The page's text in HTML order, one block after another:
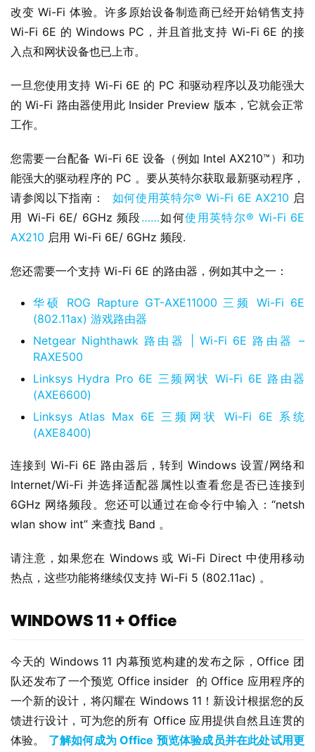
改变 Wi-Fi 体验。许多原始设备制造商已经开始销售支持
Wi-Fi 6E 的 Windows PC，并且首批支持 Wi-Fi 6E 的接
入点和网状设备也已上市。
一旦您使用支持 Wi-Fi 6E 的 PC 和驱动程序以及功能强大
的 Wi-Fi 路由器使用此 Insider Preview 版本，它就会正常
工作。
您需要一台配备 Wi-Fi 6E 设备（例如 Intel AX210™）和功
能强大的驱动程序的 PC 。要从英特尔获取最新驱动程序，
请参阅以下指南： 如何使用英特尔® Wi-Fi 6E AX210 启
用 Wi-Fi 6E/ 6GHz 频段……如何使用英特尔® Wi-Fi 6E
AX210 启用 Wi-Fi 6E/ 6GHz 频段.
您还需要一个支持 Wi-Fi 6E 的路由器，例如其中之一：
华硕 ROG Rapture GT-AXE11000 三频 Wi-Fi 6E
(802.11ax) 游戏路由器
Netgear Nighthawk 路由器 | Wi-Fi 6E 路由器 –
RAXE500
Linksys Hydra Pro 6E 三频网状 Wi-Fi 6E 路由器
(AXE6600)
Linksys Atlas Max 6E 三频网状 Wi-Fi 6E 系统
(AXE8400)
连接到 Wi-Fi 6E 路由器后，转到 Windows 设置/网络和
Internet/Wi-Fi 并选择适配器属性以查看您是否已连接到
6GHz 网络频段。您还可以通过在命令行中输入：“netsh
wlan show int” 来查找 Band 。
请注意，如果您在 Windows 或 Wi-Fi Direct 中使用移动
热点，这些功能将继续仅支持 Wi-Fi 5 (802.11ac) 。
WINDOWS 11 + Office
今天的 Windows 11 内幕预览构建的发布之际，Office 团
队还发布了一个预览 Office insider  的 Office 应用程序的
一个新的设计，将闪耀在 Windows 11！新设计根据您的反
馈进行设计，可为您的所有 Office 应用提供自然且连贯的
体验。 了解如何成为 Office 预览体验成员并在此处试用更